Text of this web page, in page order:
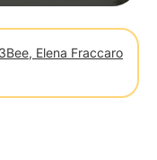
3Bee, Elena Fraccaro